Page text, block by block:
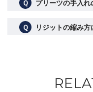
Ｑ プリーツの手入れ
Ｑ リジットの縮み方